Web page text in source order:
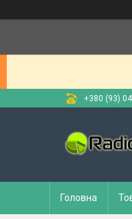
+380 (93)
Головна